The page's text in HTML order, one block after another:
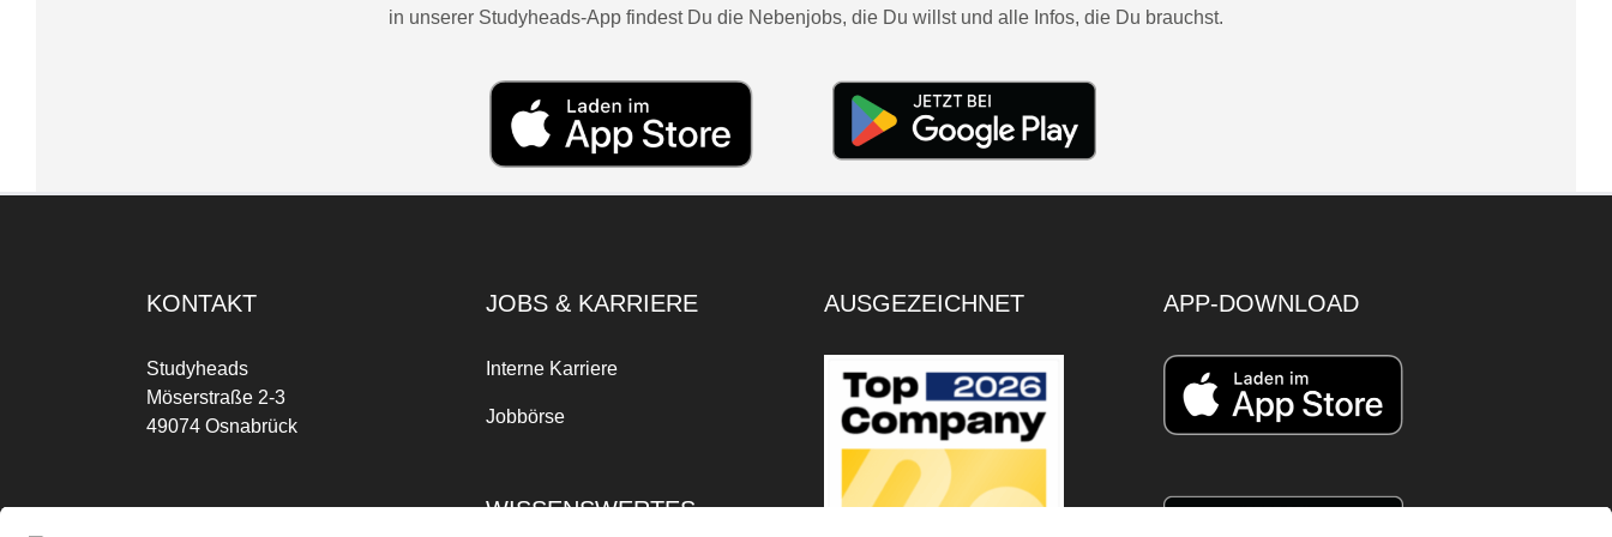
in unserer Studyheads-App findest Du die Nebenjobs, die Du willst und alle Infos, die Du brauchst.
KONTAKT
Studyheads
Möserstraße 2-3
49074 Osnabrück
JOBS & KARRIERE
Interne Karriere
Jobbörse
WISSENSWERTES
AUSGEZEICHNET APP-DOWNLOAD